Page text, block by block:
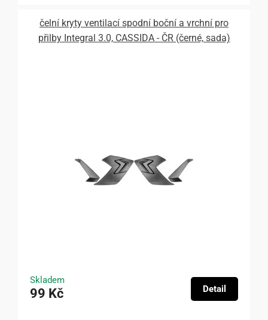
čelní kryty ventilací spodní boční a vrchní pro
přilby Integral 3.0, CASSIDA - ČR (černé, sada)
Skladem
99 Kč Detail